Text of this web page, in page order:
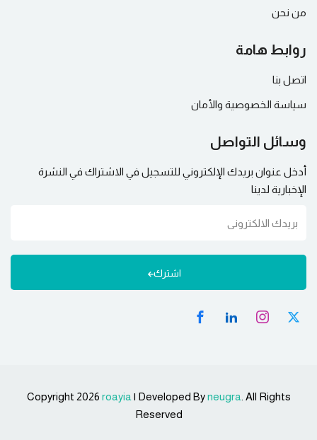
من نحن
روابط هامة
اتصل بنا
سياسة الخصوصية والأمان
وسائل التواصل
أدخل عنوان بريدك الإلكتروني للتسجيل في الاشتراك في النشرة
الإخبارية لدينا
اشترك
Copyright 2026 roayia | Developed Byneugra . All Rights
Reserved